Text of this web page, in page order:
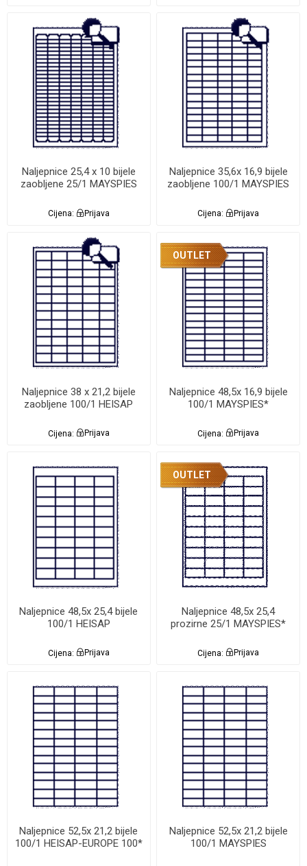
Naljepnice 25,4 x 10 bijele
zaobljene 25/1 MAYSPIES
Cijena: Prijava
Naljepnice 35,6x 16,9 bijele
zaobljene 100/1 MAYSPIES
Cijena: Prijava
Naljepnice 38 x 21,2 bijele
zaobljene 100/1 HEISAP
Cijena: Prijava
OUTLET
Naljepnice 48,5x 16,9 bijele
100/1 MAYSPIES*
Cijena: Prijava
Naljepnice 48,5x 25,4 bijele
100/1 HEISAP
Cijena: Prijava
OUTLET
Naljepnice 48,5x 25,4
prozirne 25/1 MAYSPIES*
Cijena: Prijava
Naljepnice 52,5x 21,2 bijele
100/1 HEISAP-EUROPE 100*
Naljepnice 52,5x 21,2 bijele
100/1 MAYSPIES